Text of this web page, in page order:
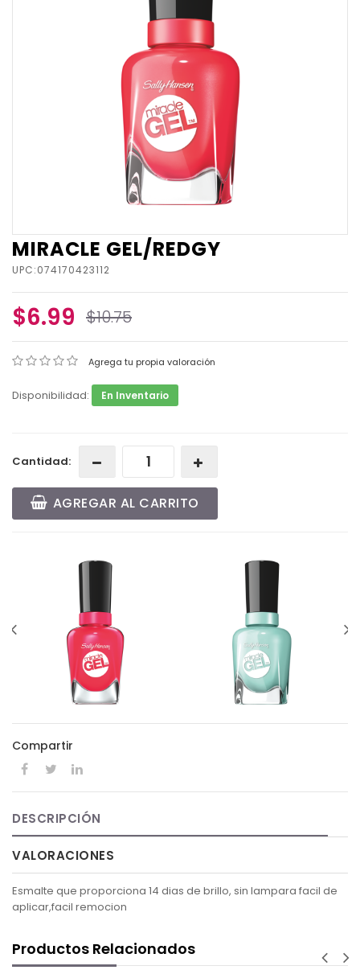
MIRACLE GEL/REDGY
UPC:074170423112
$6.99 $10.75
Agrega tu propia valoración
Disponibilidad: En Inventario
Cantidad:
AGREGAR AL CARRITO
Compartir
DESCRIPCIÓN
VALORACIONES
Esmalte que proporciona 14 dias de brillo, sin lampara facil de
aplicar,facil remocion
Productos Relacionados